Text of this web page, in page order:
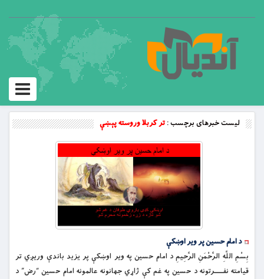
Toggle
لیست خبرهای برچسب :تر کربلا وروسته پېښې
د امام حسین پر ویر اوښکې
بِسْمِ اللَّهِ الرَّحْمَنِ الرَّحِيمِ د امام حسين په وير اوښكې پر يزيد باندې وريږي تر
قيامته نفـــــرتونه د حسين په غم كې ژاړي جهانونه عالمونه امام حسين “رض” د